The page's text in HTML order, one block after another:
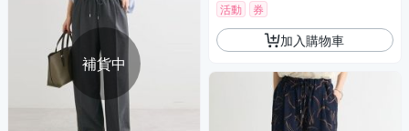
補貨中
活動 券
加入購物車